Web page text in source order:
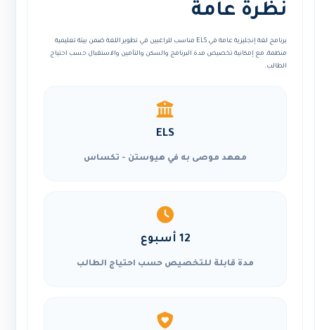
نظرة عامة
برنامج لغة إنجليزية عامة في ELS مناسب للراغبين في تطوير اللغة ضمن بيئة تعليمية
منظمة، مع إمكانية تخصيص مدة البرنامج والسكن والتأمين والاستقبال حسب احتياج
الطالب.
ELS
معهد موصى به في هيوستن - تكساس
12 أسبوع
مدة قابلة للتخصيص حسب احتياج الطالب